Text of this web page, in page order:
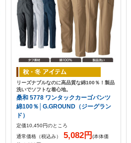
リーズナブルなのに高品質な綿100％！製品
洗いでソフトな着心地。
桑和 5778 ワンタックカーゴパンツ
綿100％│G.GROUND（ジーグラン
ド）
定価10,450円のところ
通常価格（税込み）
5,082円(本体価